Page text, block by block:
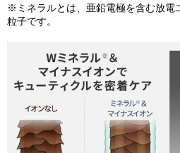
※ミネラルとは、亜鉛電極を含む放電
粒子です。